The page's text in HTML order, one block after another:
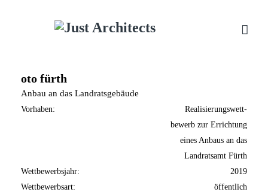
oto fürth
Anbau an das Landratsgebäude
Vorhaben:
Realisierungswett-
bewerb zur Errichtung
eines Anbaus an das
Landratsamt Fürth
Wettbewerbsjahr:
2019
Wettbewerbsart:
öffentlich